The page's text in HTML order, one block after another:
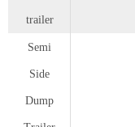
trailer
Semi
Side
Dump